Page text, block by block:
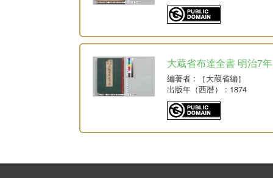
大蔵省布達全書 明治7年
編著者 : ［大蔵省編］
出版年（西暦）
: 1874